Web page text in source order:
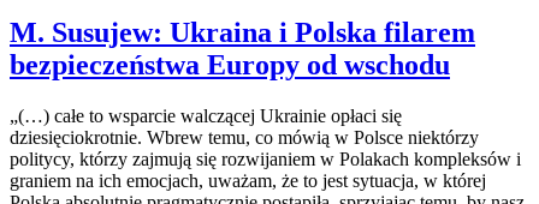
M. Susujew: Ukraina i Polska filarem
bezpieczeństwa Europy od wschodu
„(…) całe to wsparcie walczącej Ukrainie opłaci się
dziesięciokrotnie. Wbrew temu, co mówią w Polsce niektórzy
politycy, którzy zajmują się rozwijaniem w Polakach kompleksów i
graniem na ich emocjach, uważam, że to jest sytuacja, w której